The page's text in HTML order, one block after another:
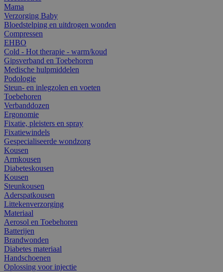
Mama
Verzorging Baby
Bloedstelping en uitdrogen wonden
Compressen
EHBO
Cold - Hot therapie - warm/koud
Gipsverband en Toebehoren
Medische hulpmiddelen
Podologie
Steun- en inlegzolen en voeten
Toebehoren
Verbanddozen
Ergonomie
Fixatie, pleisters en spray
Fixatiewindels
Gespecialiseerde wondzorg
Kousen
Armkousen
Diabeteskousen
Kousen
Steunkousen
Aderspatkousen
Littekenverzorging
Materiaal
Aerosol en Toebehoren
Batterijen
Brandwonden
Diabetes materiaal
Handschoenen
Oplossing voor injectie